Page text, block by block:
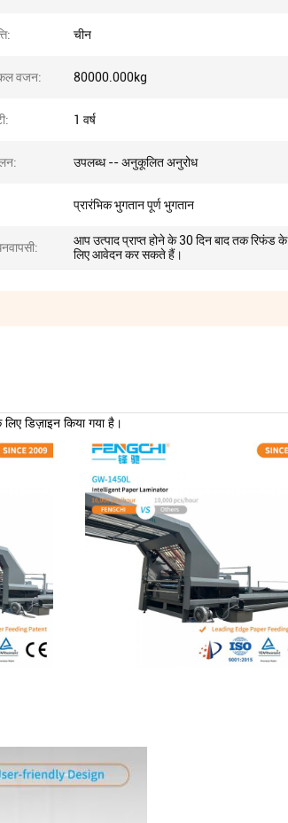
चीन
वजन: 80000.000kg
1 वर्ष
उपलब्ध -- अनुकूलित अनुरोध
प्रारंभिक भुगतान पूर्ण भुगतान
आप उत्पाद प्राप्त होने के 30 दिन बाद तक रिफंड के
लिए आवेदन कर सकते हैं।
डिज़ाइन किया गया है।